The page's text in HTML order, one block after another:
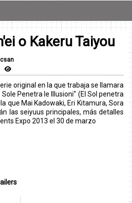
o Kakeru Taiyou
original en la que trabaja se llamara
Penetra le Illusioni" (El Sol penetra
que Mai Kadowaki, Eri Kitamura, Sora
las seiyuus principales, más detalles
Expo 2013 el 30 de marzo